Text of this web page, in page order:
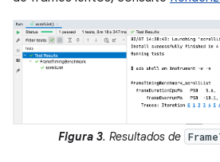
Figura 3. Resultados de